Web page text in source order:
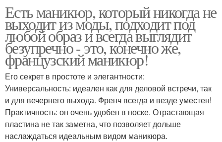
Есть маникюр, который никогда не
выходит из моды, подходит под
любой образ и всегда выглядит
безупречно - это, конечно же,
французский маникюр!
Его секрет в простоте и элегантности:
Универсальность: идеален как для деловой встречи, так
и для вечернего выхода. Френч всегда и везде уместен!
Практичность: он очень удобен в носке. Отрастающая
пластина не так заметна, что позволяет дольше
наслаждаться идеальным видом маникюра.